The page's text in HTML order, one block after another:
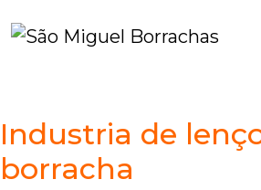
Industria de
borracha